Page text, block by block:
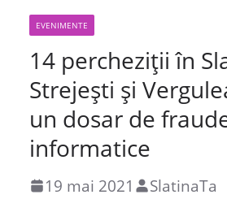
EVENIMENTE
14 percheziții în
Strejești și
un dosar de
informatice
19 mai 2021 SlatinaTa